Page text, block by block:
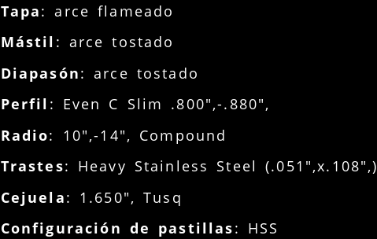
Tapa: arce flameado
Mástil : arce tostado
Diapasón: arce tostado
Perfil : Even C Slim .800",-.880",
Radio: 10",-14", Compound
Trastes: Heavy Stainless Steel (.051",x.108",)
Cejuela: 1.650", Tusq
Configuración de pastillas: HSS